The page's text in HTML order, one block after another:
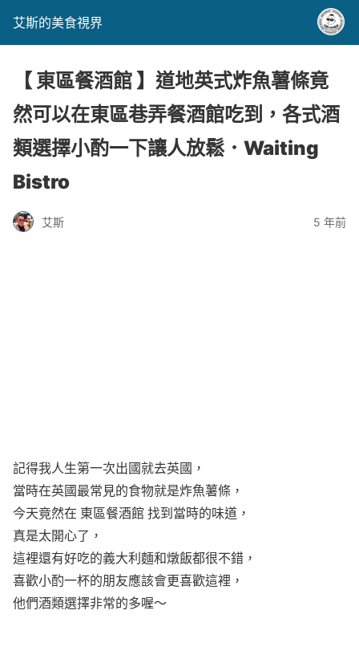
艾斯的美食視界
【 東區餐酒館 】道地英式炸魚薯條竟
然可以在東區巷弄餐酒館吃到，各式酒
類選擇小酌一下讓人放鬆．Waiting
Bistro
艾斯 5 年前
記得我人生第一次出國就去英國，
當時在英國最常見的食物就是炸魚薯條，
今天竟然在 東區餐酒館 找到當時的味道，
真是太開心了，
這裡還有好吃的義大利麵和燉飯都很不錯，
喜歡小酌一杯的朋友應該會更喜歡這裡，
他們酒類選擇非常的多喔～